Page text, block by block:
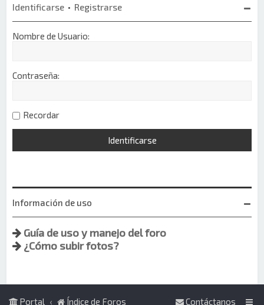
Identificarse • Registrarse
Nombre de Usuario:
Contraseña:
Recordar
Información de uso
Guía de uso y manejo del foro
¿Cómo subir fotos?
Portal Índice de Foros Contáctanos